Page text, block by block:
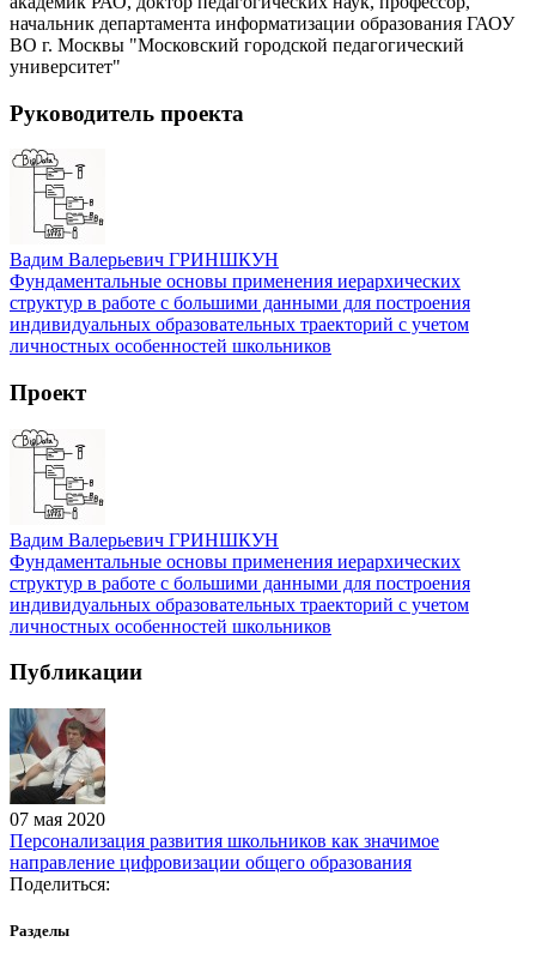
начальник департамента информатизации образования ГАОУ
ВО г. Москвы "Московский городской педагогический
университет"
Руководитель проекта
Вадим Валерьевич ГРИНШКУН
Фундаментальные основы применения иерархических
структур в работе с большими данными для построения
индивидуальных образовательных траекторий с учетом
личностных особенностей школьников
Проект
Вадим Валерьевич ГРИНШКУН
Фундаментальные основы применения иерархических
структур в работе с большими данными для построения
индивидуальных образовательных траекторий с учетом
личностных особенностей школьников
Публикации
07 мая 2020
Персонализация развития школьников как значимое
направление цифровизации общего образования
Поделиться:
Разделы